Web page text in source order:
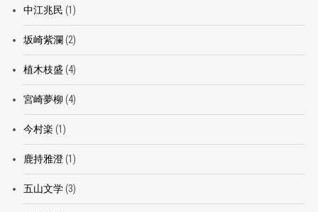
中江兆民 (1)
坂崎紫瀾 (2)
植木枝盛 (4)
宮崎夢柳 (4)
今村楽 (1)
鹿持雅澄(1)
五山文学(3)